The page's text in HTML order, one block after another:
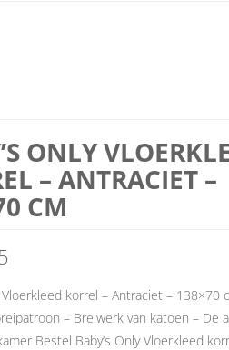
ONLY
– ANTRACIET –
CM
Vloerkleed korrel – Antraciet – 138×70
– Breiwerk van katoen – De
Bestel Baby’s Only Vloerkleed